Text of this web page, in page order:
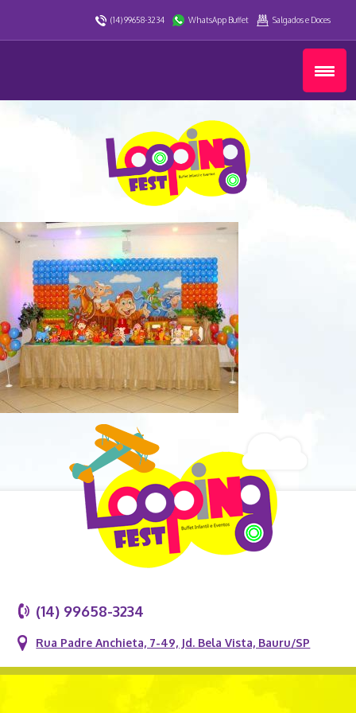
(14) 99658-3234 WhatsApp Buffet Salgados e Doces
(14) 99658-3234
Rua Padre Anchieta, 7-49, Jd. Bela Vista, Bauru/SP